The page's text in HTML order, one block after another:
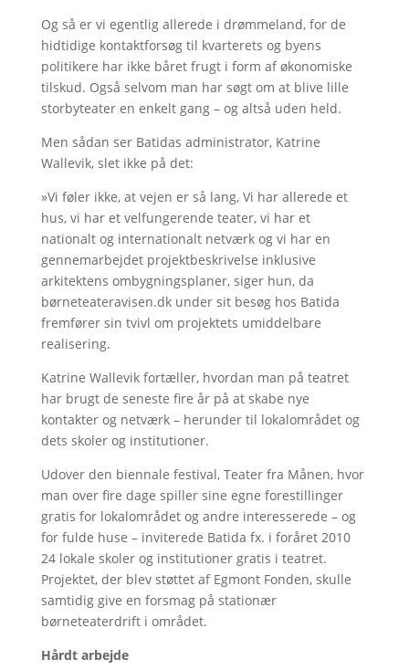
Og så er vi egentlig allerede i drømmeland, for de
hidtidige kontaktforsøg til kvarterets og byens
politikere har ikke båret frugt i form af økonomiske
tilskud. Også selvom man har søgt om at blive lille
storbyteater en enkelt gang – og altså uden held.
Men sådan ser Batidas administrator, Katrine
Wallevik, slet ikke på det:
»Vi føler ikke, at vejen er så lang, Vi har allerede et
hus, vi har et velfungerende teater, vi har et
nationalt og internationalt netværk og vi har en
gennemarbejdet projektbeskrivelse inklusive
arkitektens ombygningsplaner, siger hun, da
børneteateravisen.dk under sit besøg hos Batida
fremfører sin tvivl om projektets umiddelbare
realisering.
Katrine Wallevik fortæller, hvordan man på teatret
har brugt de seneste fire år på at skabe nye
kontakter og netværk – herunder til lokalområdet og
dets skoler og institutioner.
Udover den biennale festival, Teater fra Månen, hvor
man over fire dage spiller sine egne forestillinger
gratis for lokalområdet og andre interesserede – og
for fulde huse – inviterede Batida fx. i foråret 2010
24 lokale skoler og institutioner gratis i teatret.
Projektet, der blev støttet af Egmont Fonden, skulle
samtidig give en forsmag på stationær
børneteaterdrift i området.
Hårdt arbejde